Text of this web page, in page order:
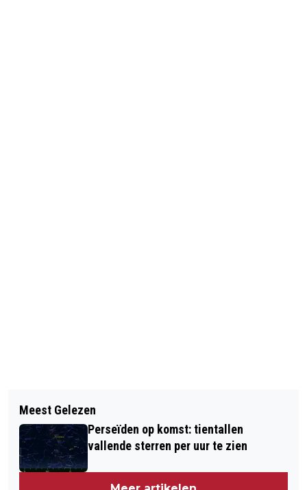
PELÉ OPNIEUW IN HET ZIEKENHUIS
STOELGOOIER: HET WERD ZWART
VOOR MIJN OGEN
Meest Gelezen
Perseïden op komst: tientallen
vallende sterren per uur te zien